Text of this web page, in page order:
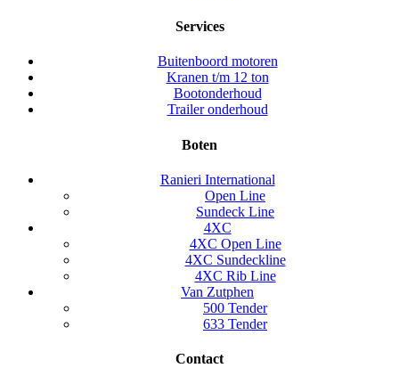
Services
Buitenboord motoren
Kranen t/m 12 ton
Bootonderhoud
Trailer onderhoud
Boten
Ranieri International
Open Line
Sundeck Line
4XC
4XC Open Line
4XC Sundeckline
4XC Rib Line
Van Zutphen
500 Tender
633 Tender
Contact